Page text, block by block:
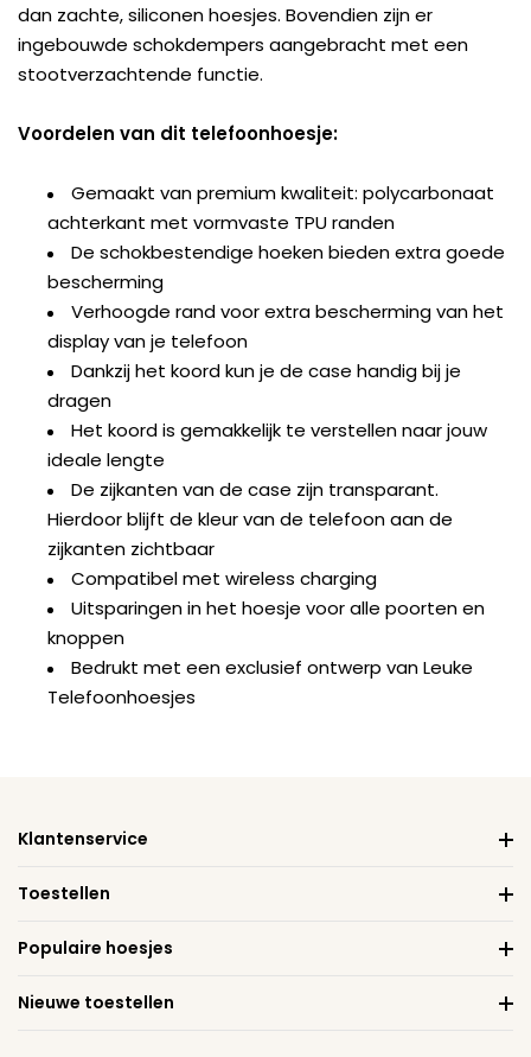
dan zachte, siliconen hoesjes. Bovendien zijn er
ingebouwde schokdempers aangebracht met een
stootverzachtende functie.
Voordelen van dit telefoonhoesje:
Gemaakt van premium kwaliteit: polycarbonaat
achterkant met vormvaste TPU randen
De schokbestendige hoeken bieden extra goede
bescherming
Verhoogde rand voor extra bescherming van het
display van je telefoon
Dankzij het koord kun je de case handig bij je
dragen
Het koord is gemakkelijk te verstellen naar jouw
ideale lengte
De zijkanten van de case zijn transparant.
Hierdoor blijft de kleur van de telefoon aan de
zijkanten zichtbaar
Compatibel met wireless charging
Uitsparingen in het hoesje voor alle poorten en
knoppen
Bedrukt met een exclusief ontwerp van Leuke
Telefoonhoesjes
Klantenservice
Toestellen
Populaire hoesjes
Nieuwe toestellen